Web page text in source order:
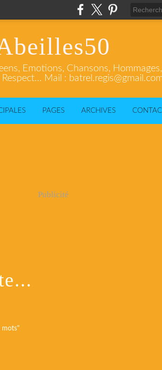
Emotions, Chansons,
Mail :
PAGES ARCHIVES
Publicité
mots"